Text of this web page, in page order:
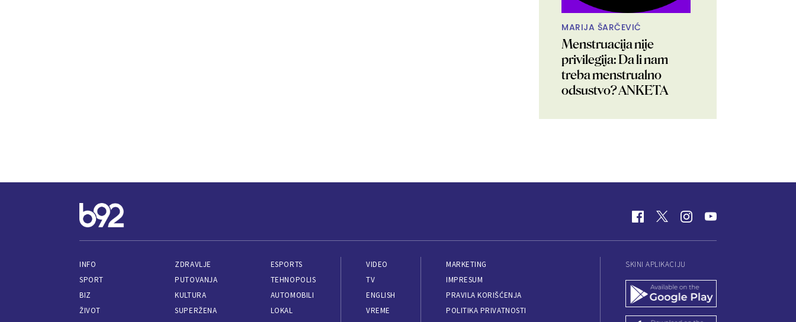
MARIJA ŠARČEVIĆ
Menstruacija nije
privilegija: Da li nam
treba menstrualno
odsustvo? ANKETA
INFO
SPORT
BIZ
ŽIVOT
ZDRAVLJE
PUTOVANJA
KULTURA
SUPERŽENA
ESPORTS
TEHNOPOLIS
AUTOMOBILI
LOKAL
VIDEO
TV
ENGLISH
VREME
MARKETING
IMPRESUM
PRAVILA KORIŠĆENJA
POLITIKA PRIVATNOSTI
SKINI APLIKACIJU